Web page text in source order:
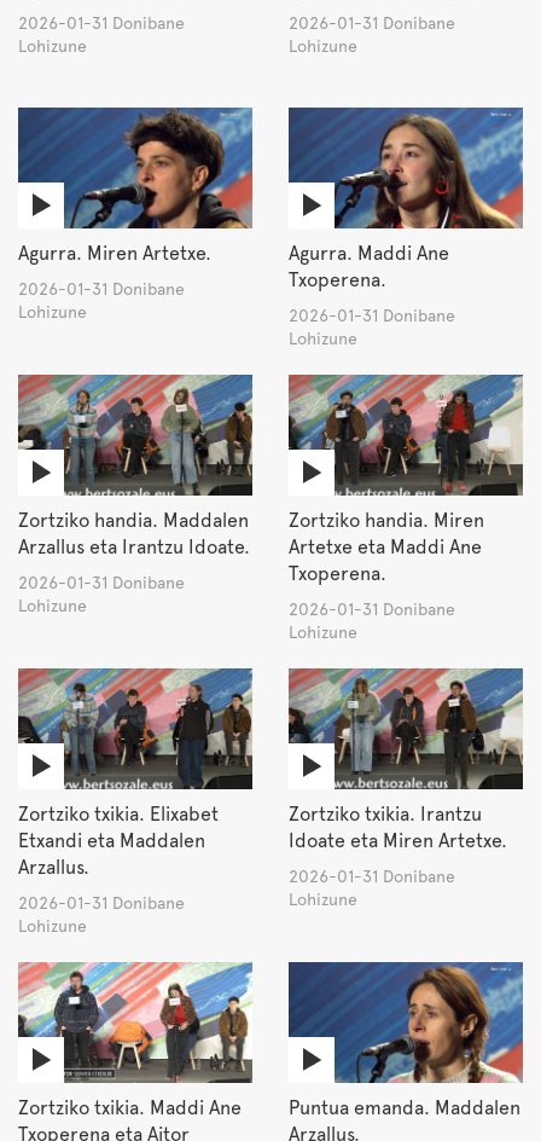
2026-01-31 Donibane
Lohizune
2026-01-31 Donibane
Lohizune
Agurra. Miren Artetxe.
2026-01-31 Donibane
Lohizune
Agurra. Maddi Ane
Txoperena.
2026-01-31 Donibane
Lohizune
Zortziko handia. Maddalen
Arzallus eta Irantzu Idoate.
2026-01-31 Donibane
Lohizune
Zortziko handia. Miren
Artetxe eta Maddi Ane
Txoperena.
2026-01-31 Donibane
Lohizune
Zortziko txikia. Elixabet
Etxandi eta Maddalen
Arzallus.
2026-01-31 Donibane
Lohizune
Zortziko txikia. Irantzu
Idoate eta Miren Artetxe.
2026-01-31 Donibane
Lohizune
Zortziko txikia. Maddi Ane
Txoperena eta Aitor
Puntua emanda. Maddalen
Arzallus.